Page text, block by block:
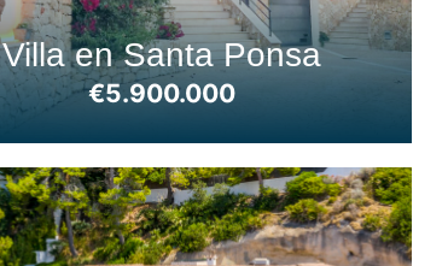
Villa en Santa Ponsa
€5.900.000